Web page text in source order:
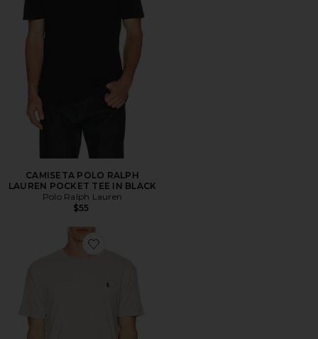
CAMISETA POLO RALPH
LAUREN POCKET TEE IN BLACK
Polo Ralph Lauren
$55
Favorite CAMISETA